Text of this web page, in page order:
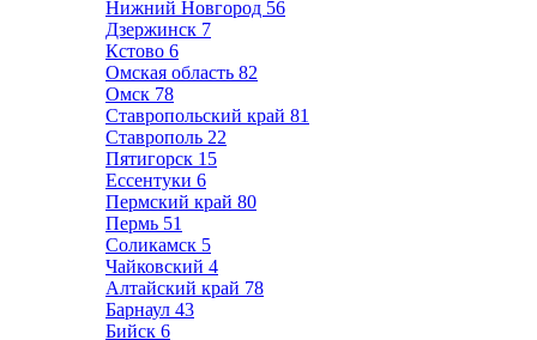
Нижний Новгород 56
Дзержинск 7
Кстово 6
Омская область 82
Омск 78
Ставропольский край 81
Ставрополь 22
Пятигорск 15
Ессентуки 6
Пермский край 80
Пермь 51
Соликамск 5
Чайковский 4
Алтайский край 78
Барнаул 43
Бийск 6